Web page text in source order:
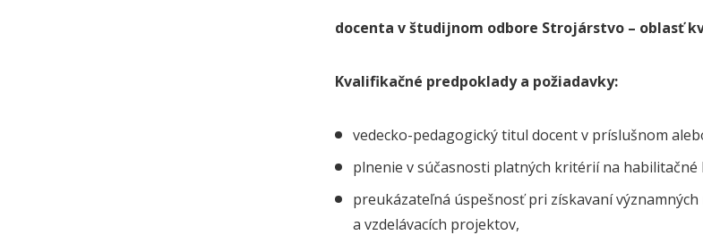
docenta v študijnom odbore Strojárstvo – oblasť
Kvalifikačné predpoklady a požiadavky:
vedecko-pedagogický titul docent v príslušnom
plnenie v súčasnosti platných kritérií na habilitačné
preukázateľná úspešnosť pri získavaní
a vzdelávacích projektov,